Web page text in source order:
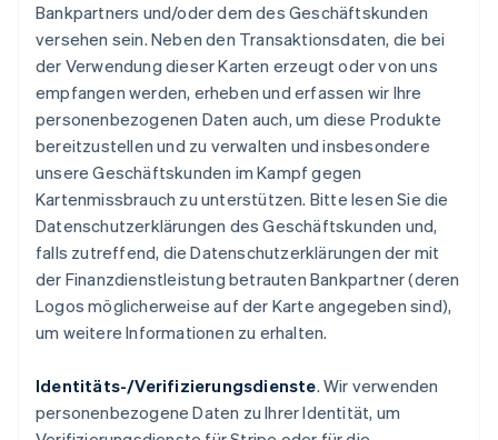
Bankpartners und/oder dem des Geschäftskunden
versehen sein. Neben den Transaktionsdaten, die bei
der Verwendung dieser Karten erzeugt oder von uns
empfangen werden, erheben und erfassen wir Ihre
personenbezogenen Daten auch, um diese Produkte
bereitzustellen und zu verwalten und insbesondere
unsere Geschäftskunden im Kampf gegen
Kartenmissbrauch zu unterstützen. Bitte lesen Sie die
Datenschutzerklärungen des Geschäftskunden und,
falls zutreffend, die Datenschutzerklärungen der mit
der Finanzdienstleistung betrauten Bankpartner (deren
Logos möglicherweise auf der Karte angegeben sind),
um weitere Informationen zu erhalten.
Identitäts-/Verifizierungsdienste. Wir verwenden
personenbezogene Daten zu Ihrer Identität, um